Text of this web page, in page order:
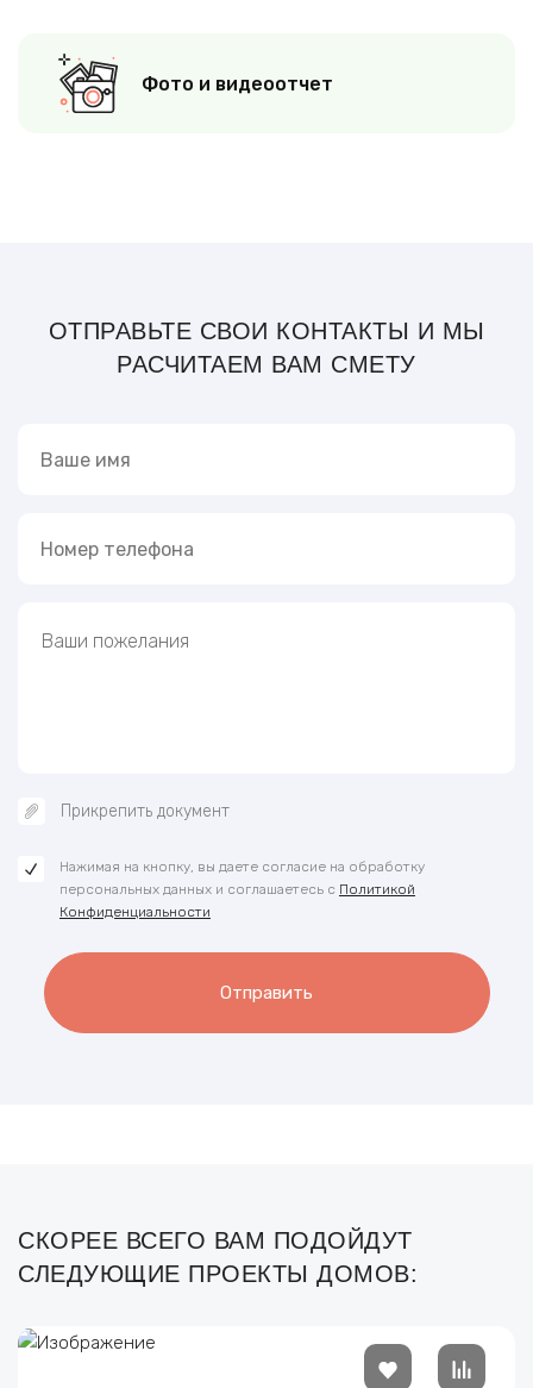
Фото и видеоотчет
ОТПРАВЬТЕ СВОИ КОНТАКТЫ И МЫ
РАСЧИТАЕМ ВАМ СМЕТУ
Нажимая на кнопку, вы даете согласие на обработку
персональных данных и соглашаетесь с Политикой
Конфиденциальности
Отправить
Прикрепить документ
СКОРЕЕ ВСЕГО ВАМ ПОДОЙДУТ
СЛЕДУЮЩИЕ ПРОЕКТЫ ДОМОВ: